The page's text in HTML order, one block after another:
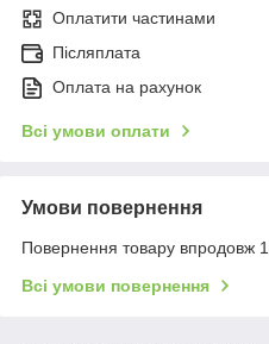
Оплатити частинами
Післяплата
Оплата на рахунок
Всі умови оплати
Умови повернення
Повернення товару впродовж
Всі умови повернення